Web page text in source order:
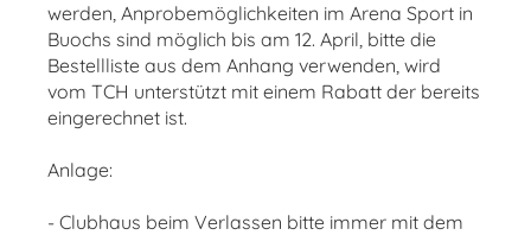
werden, Anprobemöglichkeiten im Arena Sport in
Buochs sind möglich bis am 12. April, bitte die
Bestellliste aus dem Anhang verwenden, wird
vom TCH unterstützt mit einem Rabatt der bereits
eingerechnet ist.
Anlage:
- Clubhaus beim Verlassen bitte immer mit dem